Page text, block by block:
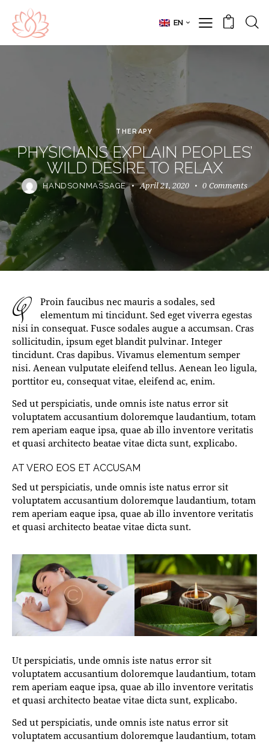
EN 0
THERAPY
PHYSICIANS EXPLAIN PEOPLES’
WILD DESIRE TO RELAX
HANDSONMASSAGE April 21, 2020 0 Comments
q
Proin faucibus nec mauris a sodales, sed
elementum mi tincidunt. Sed eget viverra egestas
nisi in consequat. Fusce sodales augue a accumsan. Cras
sollicitudin, ipsum eget blandit pulvinar. Integer
tincidunt. Cras dapibus. Vivamus elementum semper
nisi. Aenean vulputate eleifend tellus. Aenean leo ligula,
porttitor eu, consequat vitae, eleifend ac, enim.
Sed ut perspiciatis, unde omnis iste natus error sit
voluptatem accusantium doloremque laudantium, totam
rem aperiam eaque ipsa, quae ab illo inventore veritatis
et quasi architecto beatae vitae dicta sunt, explicabo.
AT VERO EOS ET ACCUSAM
Sed ut perspiciatis, unde omnis iste natus error sit
voluptatem accusantium doloremque laudantium, totam
rem aperiam eaque ipsa, quae ab illo inventore veritatis
et quasi architecto beatae vitae dicta sunt.
Ut perspiciatis, unde omnis iste natus error sit
voluptatem accusantium doloremque laudantium, totam
rem aperiam eaque ipsa, quae ab illo inventore veritatis
et quasi architecto beatae vitae dicta sunt, explicabo.
Sed ut perspiciatis, unde omnis iste natus error sit
voluptatem accusantium doloremque laudantium, totam